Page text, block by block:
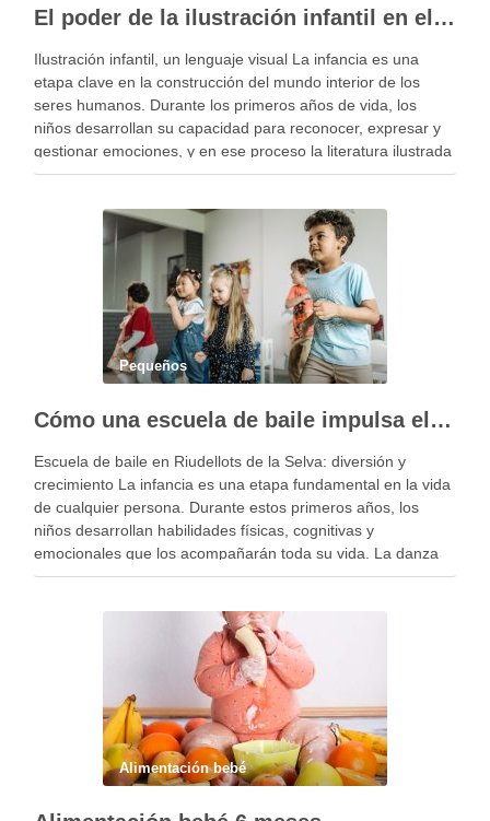
El poder de la ilustración infantil en el desarrollo emocional de los niños
Ilustración infantil, un lenguaje visual La infancia es una
etapa clave en la construcción del mundo interior de los
seres humanos. Durante los primeros años de vida, los
niños desarrollan su capacidad para reconocer, expresar y
gestionar emociones, y en ese proceso la literatura ilustrada
puede jugar un papel fundamental. …
Pequeños
Cómo una escuela de baile impulsa el desarrollo infantil
Escuela de baile en Riudellots de la Selva: diversión y
crecimiento La infancia es una etapa fundamental en la vida
de cualquier persona. Durante estos primeros años, los
niños desarrollan habilidades físicas, cognitivas y
emocionales que los acompañarán toda su vida. La danza
es una de las actividades más completas …
Alimentación bebé